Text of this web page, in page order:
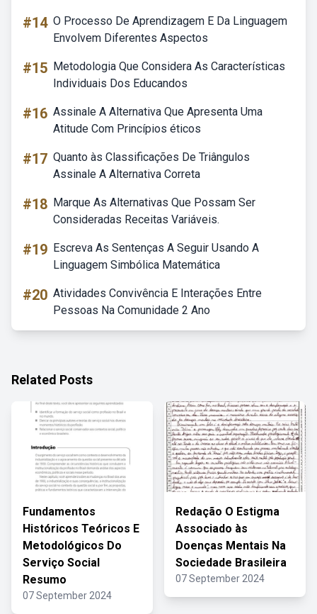
#14 O Processo De Aprendizagem E Da Linguagem
Envolvem Diferentes Aspectos
#15 Metodologia Que Considera As Características
Individuais Dos Educandos
#16 Assinale A Alternativa Que Apresenta Uma
Atitude Com Princípios éticos
#17 Quanto às Classificações De Triângulos
Assinale A Alternativa Correta
#18 Marque As Alternativas Que Possam Ser
Consideradas Receitas Variáveis.
#19 Escreva As Sentenças A Seguir Usando A
Linguagem Simbólica Matemática
#20 Atividades Convivência E Interações Entre
Pessoas Na Comunidade 2 Ano
Related Posts
Fundamentos
Históricos Teóricos E
Metodológicos Do
Serviço Social
Resumo
07 September 2024
Redação O Estigma
Associado às
Doenças Mentais Na
Sociedade Brasileira
07 September 2024